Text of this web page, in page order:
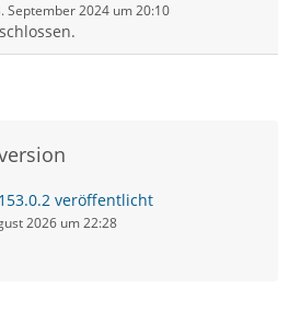
September 2024 um 20:10
veröffentlicht
2026 um 22:28